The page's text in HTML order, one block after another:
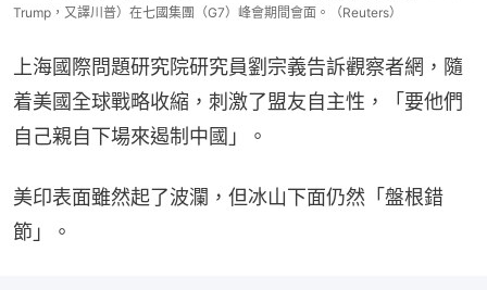
Trump，又譯川普）在七國集團（G7）峰會期間會面。（Reuters）
上海國際問題研究院研究員劉宗義告訴觀察者網，隨
着美國全球戰略收縮，刺激了盟友自主性，「要他們
自己親自下場來遏制中國」。
美印表面雖然起了波瀾，但冰山下面仍然「盤根錯
節」。